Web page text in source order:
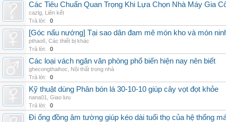
Các Tiêu Chuẩn Quan Trọng Khi Lựa Chọn Nhà Máy Gia
cazlg Liên kết
Trả lời:
0
[Góc nấu nướng] Tại sao dân đam mê món kho và món
pthao6 Các thiết bị khác
Trả lời:
0
Các loại vách ngăn văn phòng phổ biến hiện nay nên biết
ghecongthaihoc
Nội thất trong nhà
Trả lời:
0
Kỹ thuật dùng Phân bón lá 30-10-10 giúp cây vọt đọt khỏe
nana01
Giao lưu
Trả lời:
0
Đi ống đồng âm tường giúp kéo dài tuổi thọ của hệ thống